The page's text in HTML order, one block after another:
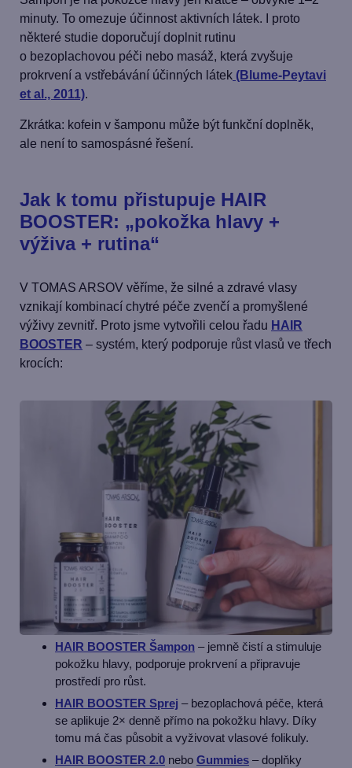
minuty. To omezuje účinnost aktivních látek. I proto
některé studie doporučují doplnit rutinu
o bezoplachovou péči nebo masáž, která zvyšuje
prokrvení a vstřebávání účinných látek (Blume-Peytavi
et al., 2011).
Zkrátka: kofein v šamponu může být funkční doplněk,
ale není to samospásné řešení.
Jak k tomu přistupuje HAIR
BOOSTER: „pokožka hlavy +
výživa + rutina“
V TOMAS ARSOV věříme, že silné a zdravé vlasy
vznikají kombinací chytré péče zvenčí a promyšlené
výživy zevnitř. Proto jsme vytvořili celou řadu HAIR
BOOSTER – systém, který podporuje růst vlasů ve třech
krocích:
HAIR BOOSTER Šampon – jemně čistí a stimuluje
pokožku hlavy, podporuje prokrvení a připravuje
prostředí pro růst.
HAIR BOOSTER Sprej – bezoplachová péče, která
se aplikuje 2× denně přímo na pokožku hlavy. Díky
tomu má čas působit a vyživovat vlasové folikuly.
HAIR BOOSTER 2.0 nebo Gummies – doplňky